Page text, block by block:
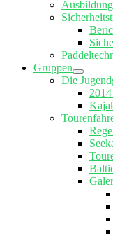
Gruppen
Die